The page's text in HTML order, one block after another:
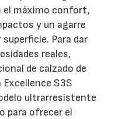
el máximo confort,
y un agarre
Para dar
reales,
de calzado de
S3S
ultrarresistente
para ofrecer el